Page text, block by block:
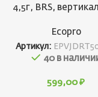
4,5г, BRS,
Ecopro
Артикул:
40 в
599,00 ₽